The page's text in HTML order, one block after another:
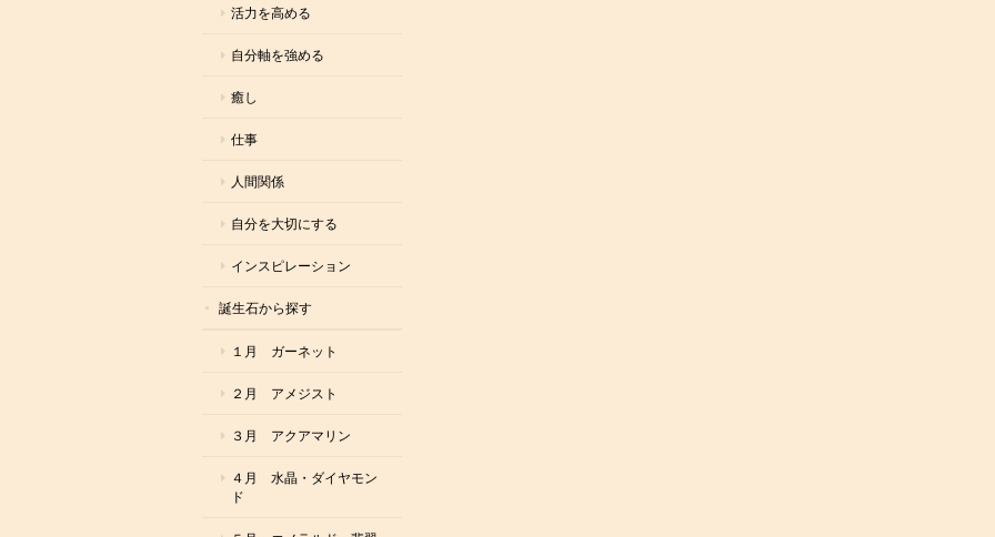
活力を高める
自分軸を強める
癒し
仕事
人間関係
自分を大切にする
インスピレーション
誕生石から探す
１月 ガーネット
２月 アメジスト
３月 アクアマリン
４月 水晶・ダイヤモン
ド